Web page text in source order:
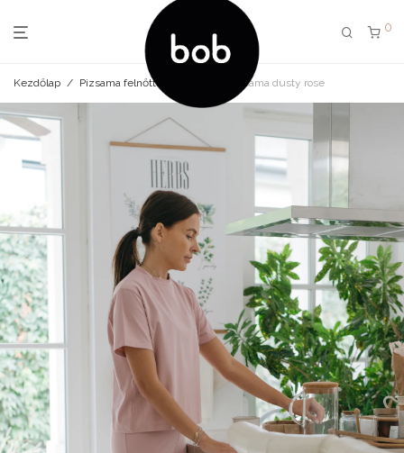
0
Kezdőlap / Pizsama felnőtt felnőtt női pizsama dusty rose